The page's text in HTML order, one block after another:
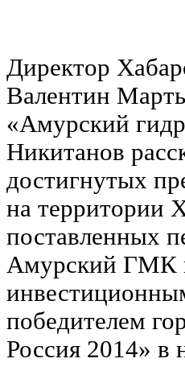
Директор
Валентин
«Амурский
Никитанов
достигнутых
на территории
поставленных
Амурский ГМК
победителем
Россия 2014» в